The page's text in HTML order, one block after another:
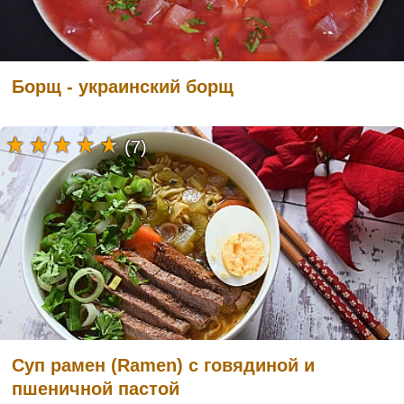
Борщ - украинский борщ
Суп рамен (Ramen) с говядиной и
пшеничной пастой
(7)